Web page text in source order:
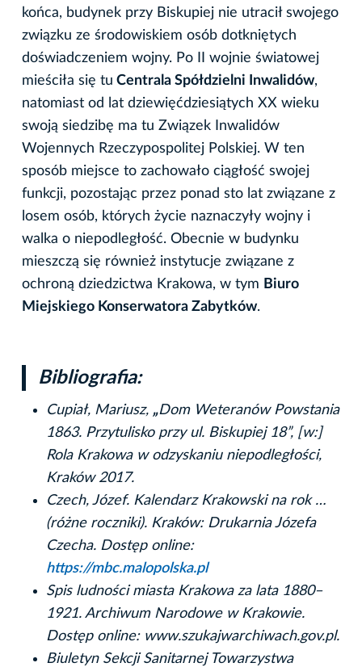
końca, budynek przy Biskupiej nie utracił swojego
związku ze środowiskiem osób dotkniętych
doświadczeniem wojny. Po II wojnie światowej
mieściła się tu Centrala Spółdzielni Inwalidów,
natomiast od lat dziewięćdziesiątych XX wieku
swoją siedzibę ma tu Związek Inwalidów
Wojennych Rzeczypospolitej Polskiej. W ten
sposób miejsce to zachowało ciągłość swojej
funkcji, pozostając przez ponad sto lat związane z
losem osób, których życie naznaczyły wojny i
walka o niepodległość. Obecnie w budynku
mieszczą się również instytucje związane z
ochroną dziedzictwa Krakowa, w tym Biuro
Miejskiego Konserwatora Zabytków.
Bibliografia:
Cupiał, Mariusz, „Dom Weteranów Powstania
1863. Przytulisko przy ul. Biskupiej 18”, [w:]
Rola Krakowa w odzyskaniu niepodległości,
Kraków 2017.
Czech, Józef. Kalendarz Krakowski na rok …
(różne roczniki). Kraków: Drukarnia Józefa
Czecha. Dostęp online:
https://mbc.malopolska.pl
Spis ludności miasta Krakowa za lata 1880–
1921. Archiwum Narodowe w Krakowie.
Dostęp online: www.szukajwarchiwach.gov.pl.
Biuletyn Sekcji Sanitarnej Towarzystwa